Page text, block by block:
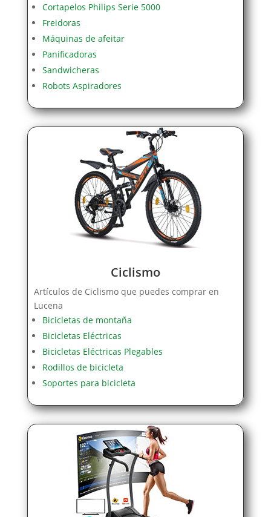
Cortapelos Philips Serie 5000
Freidoras
Máquinas de afeitar
Panificadoras
Sandwicheras
Robots Aspiradores
Ciclismo
Artículos de Ciclismo que puedes comprar en
Lucena
Bicicletas de montaña
Bicicletas Eléctricas
Bicicletas Eléctricas Plegables
Rodillos de bicicleta
Soportes para bicicleta